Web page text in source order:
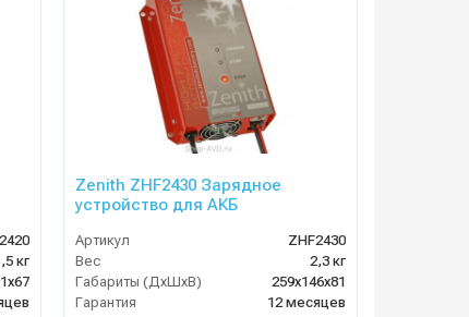
кг
Zenith ZHF2430 Зарядное
устройство для АКБ
Артикул
ZHF2430
Вес
2,3 кг
Габариты (ДхШхВ)
259х146х81
Гарантия
12 месяцев